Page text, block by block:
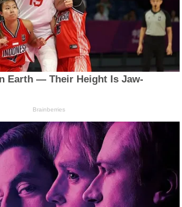
Earth — Their Height Is Jaw-
Brainberries